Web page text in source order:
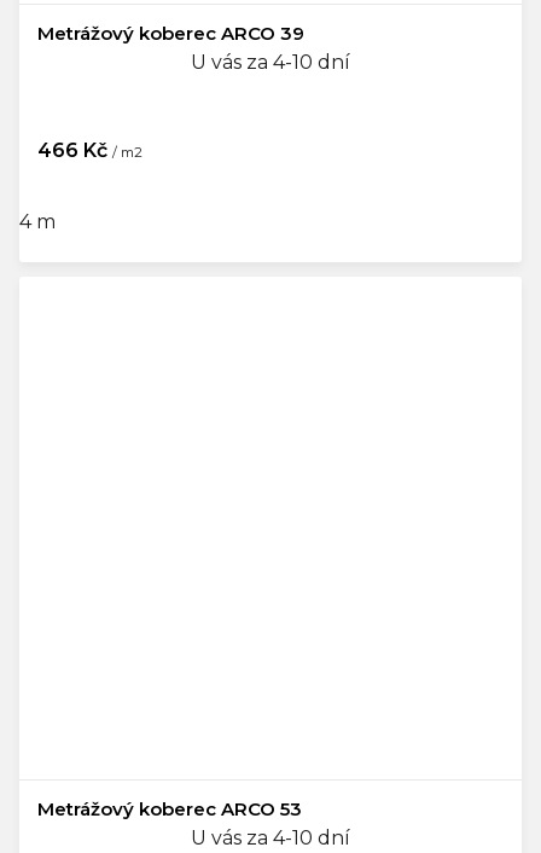
Metrážový koberec ARCO 39
U vás za 4-10 dní
466 Kč / m2
4 m
Metrážový koberec ARCO 53
U vás za 4-10 dní